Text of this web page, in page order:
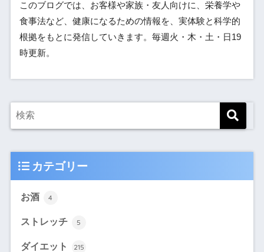
このブログでは、お客様や家族・友人向けに、栄養学や
食事法など、健康になるための情報を、実体験と科学的
根拠をもとに発信していきます。毎週火・木・土・日19
時更新。
カテゴリー
お酒 4
ストレッチ 5
ダイエット 215